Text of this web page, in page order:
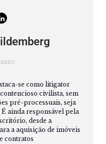
se como litigator
civilista, sem
pré-processuais, seja
ainda responsável pela
desde a
a aquisição de imóveis
contratos